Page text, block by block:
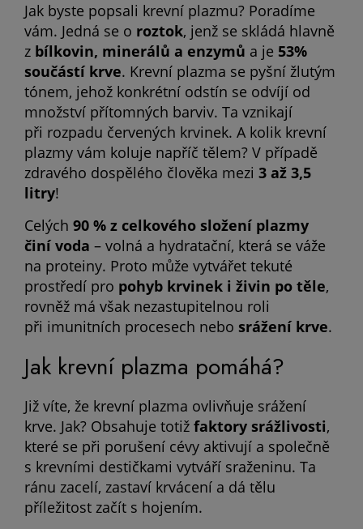
Jak byste popsali krevní plazmu? Poradíme
vám. Jedná se o roztok, jenž se skládá hlavně
z bílkovin, minerálů a enzymů a je 53%
součástí krve. Krevní plazma se pyšní žlutým
tónem, jehož konkrétní odstín se odvíjí od
množství přítomných barviv. Ta vznikají
při rozpadu červených krvinek. A kolik krevní
plazmy vám koluje napříč tělem? V případě
zdravého dospělého člověka mezi 3 až 3,5
litry!
Celých 90 % z celkového složení plazmy
činí voda – volná a hydratační, která se váže
na proteiny. Proto může vytvářet tekuté
prostředí pro pohyb krvinek i živin po těle,
rovněž má však nezastupitelnou roli
při imunitních procesech nebo srážení krve.
Jak krevní plazma pomáhá?
Již víte, že krevní plazma ovlivňuje srážení
krve. Jak? Obsahuje totiž faktory srážlivosti,
které se při porušení cévy aktivují a společně
s krevními destičkami vytváří sraženinu. Ta
ránu zacelí, zastaví krvácení a dá tělu
příležitost začít s hojením.